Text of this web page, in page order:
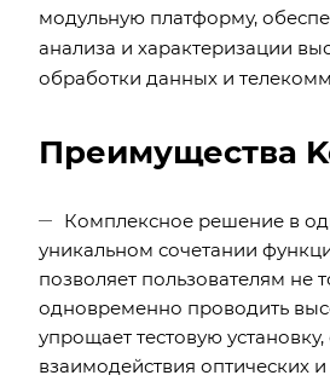
модульную платформу,
анализа и характеризации
обработки данных и
Преимущества
Комплексное решение в
уникальном сочетании
позволяет пользователям не
одновременно проводить
упрощает тестовую
взаимодействия оптических